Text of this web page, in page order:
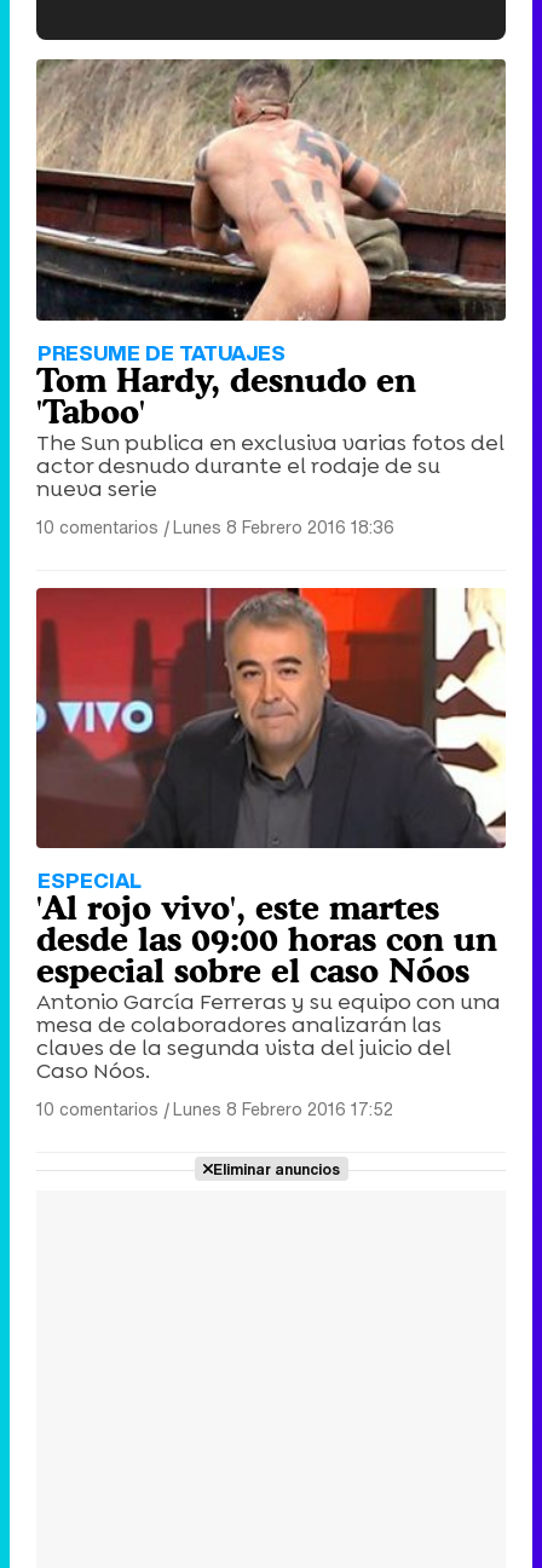
'120 Minutos' celebra sus 2.000 programas en Telemadrid con un vídeo del día a día en la redacción
Tráiler de '33 días', la nueva serie de Atresplayer con Julián Villagrán y José Manuel Poga
Canción ganadora de Eurovisión 2026: DARA con "Bangaranga" por Bulgaria
PRESUME DE TATUAJES
Tom Hardy, desnudo en
'Taboo'
The Sun publica en exclusiva varias fotos del
actor desnudo durante el rodaje de su
nueva serie
10 comentarios |Lunes 8 Febrero 2016 18:36
ESPECIAL
'Al rojo vivo', este martes
desde las 09:00 horas con un
especial sobre el caso Nóos
Antonio García Ferreras y su equipo con una
mesa de colaboradores analizarán las
claves de la segunda vista del juicio del
Caso Nóos.
10 comentarios |Lunes 8 Febrero 2016 17:52
Eliminar anuncios